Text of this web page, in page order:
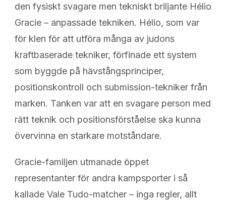
den fysiskt svagare men tekniskt briljante Hélio
Gracie – anpassade tekniken. Hélio, som var
för klen för att utföra många av judons
kraftbaserade tekniker, förfinade ett system
som byggde på hävstångsprinciper,
positionskontroll och submission-tekniker från
marken. Tanken var att en svagare person med
rätt teknik och positionsförståelse ska kunna
övervinna en starkare motståndare.
Gracie-familjen utmanade öppet
representanter för andra kampsporter i så
kallade Vale Tudo-matcher – inga regler, allt